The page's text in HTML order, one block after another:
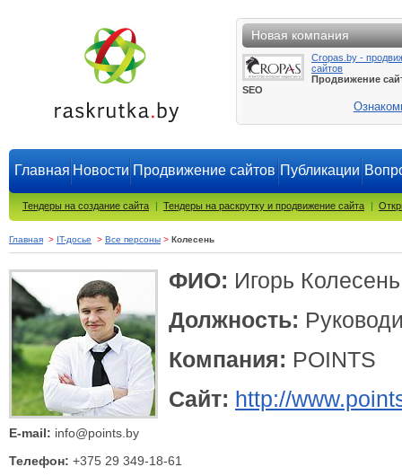
Новая компания
Cropas.by -
сайтов
Продвижение
SEO
Главная Новости Продвижение сайтов Публикации
Тендеры на создание сайта | Тендеры на раскрутку и продвижение сайта |
Главная > IT-досье > Все персоны > Колесень
ФИО: Игорь Колесень
Должность:
Компания: POINTS
Сайт: http://
E-mail: info@points.by
Телефон: +375 29 349-18-61